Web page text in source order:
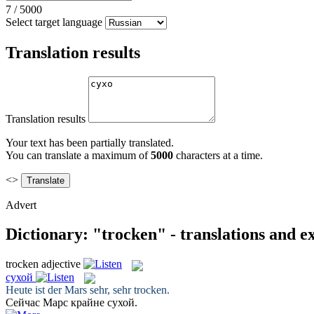
7 / 5000
Select target language
Translation results
Translation results
Your text has been partially translated.
You can translate a maximum of5000 characters at a time.
<>
Advert
Dictionary: "trocken" - translations and
trocken adjective
сухой
Heute ist der Mars sehr, sehrtrocken.
Сейчас Марс крайне сухой.